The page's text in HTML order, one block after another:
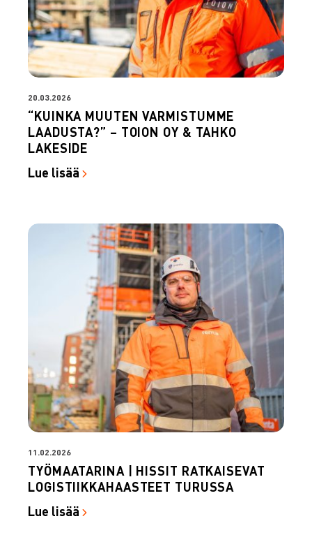
20.03.2026
“KUINKA MUUTEN VARMISTUMME
LAADUSTA?” – TOION OY & TAHKO
LAKESIDE
Lue lisää
11.02.2026
TYÖMAATARINA | HISSIT RATKAISEVAT
LOGISTIIKKAHAASTEET TURUSSA
Lue lisää